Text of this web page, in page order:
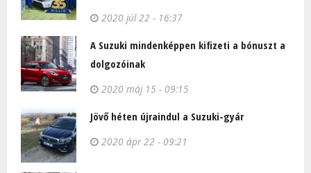
2020 júl 22 - 16:37
A Suzuki mindenképpen kifizeti a bónuszt a
dolgozóinak
2020 máj 15 - 09:15
Jövő héten újraindul a Suzuki-gyár
2020 ápr 22 - 09:21